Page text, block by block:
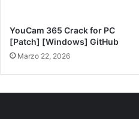
YouCam 365 Crack for PC
[Patch] [Windows] GitHub
Marzo 22, 2026